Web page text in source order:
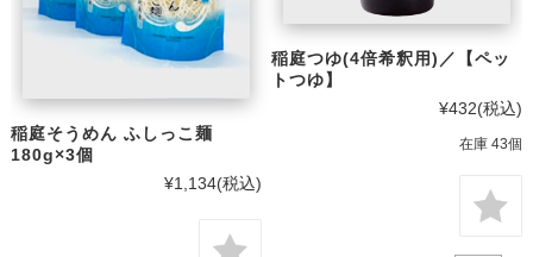
稲庭そうめん ふしっこ麺
180g×3個
¥1,134(税込)
稲庭つゆ(4倍希釈用)／【ペッ
トつゆ】
¥432(税込)
在庫 43個